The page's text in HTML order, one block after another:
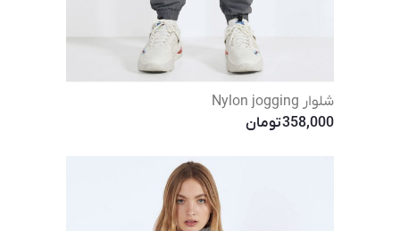
شلوار Nylon jogging
358,000تومان